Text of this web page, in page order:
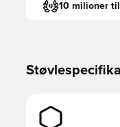
10 milioner